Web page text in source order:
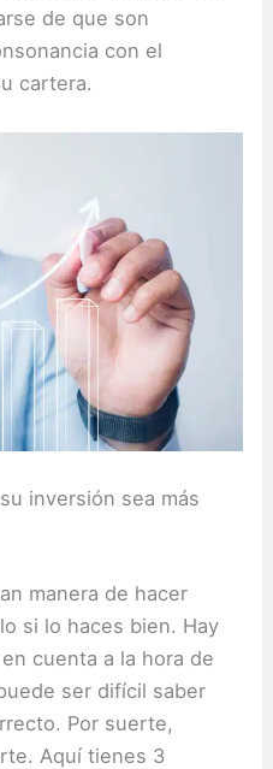
de que son
con el
cartera.
inversión sea más
manera de hacer
si lo haces bien. Hay
cuenta a la hora de
ser difícil saber
Por suerte,
Aquí tienes 3